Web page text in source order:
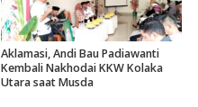
Aklamasi, Andi Bau Padiawanti
Kembali Nakhodai KKW Kolaka
Utara saat Musda